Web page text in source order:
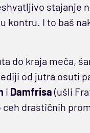
stajanje
kontru. I to baš
do kraja meča,
od jutra osuti
i Damfrisa (ušli
drastičnih